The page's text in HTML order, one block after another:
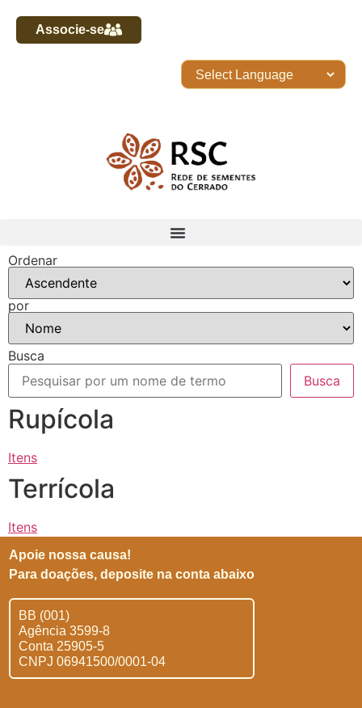
Associe-se
Ordenar
por
Busca
Busca
Rupícola
Itens
Terrícola
Itens
Apoie nossa causa!
Para doações, deposite na conta abaixo
BB (001)
Agência 3599-8
Conta 25905-5
CNPJ 06941500/0001-04